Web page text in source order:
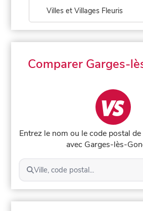
Villes et Villages Fleuris
Comparer Garges-
Entrez le nom ou le code postal
avec Garges-lès-
Ville, code postal...